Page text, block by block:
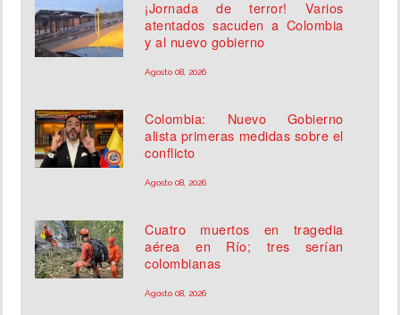
¡Jornada de terror! Varios
atentados sacuden a Colombia
y al nuevo gobierno
Agosto 08, 2026
Colombia: Nuevo Gobierno
alista primeras medidas sobre el
conflicto
Agosto 08, 2026
Cuatro muertos en tragedia
aérea en Río; tres serían
colombianas
Agosto 08, 2026